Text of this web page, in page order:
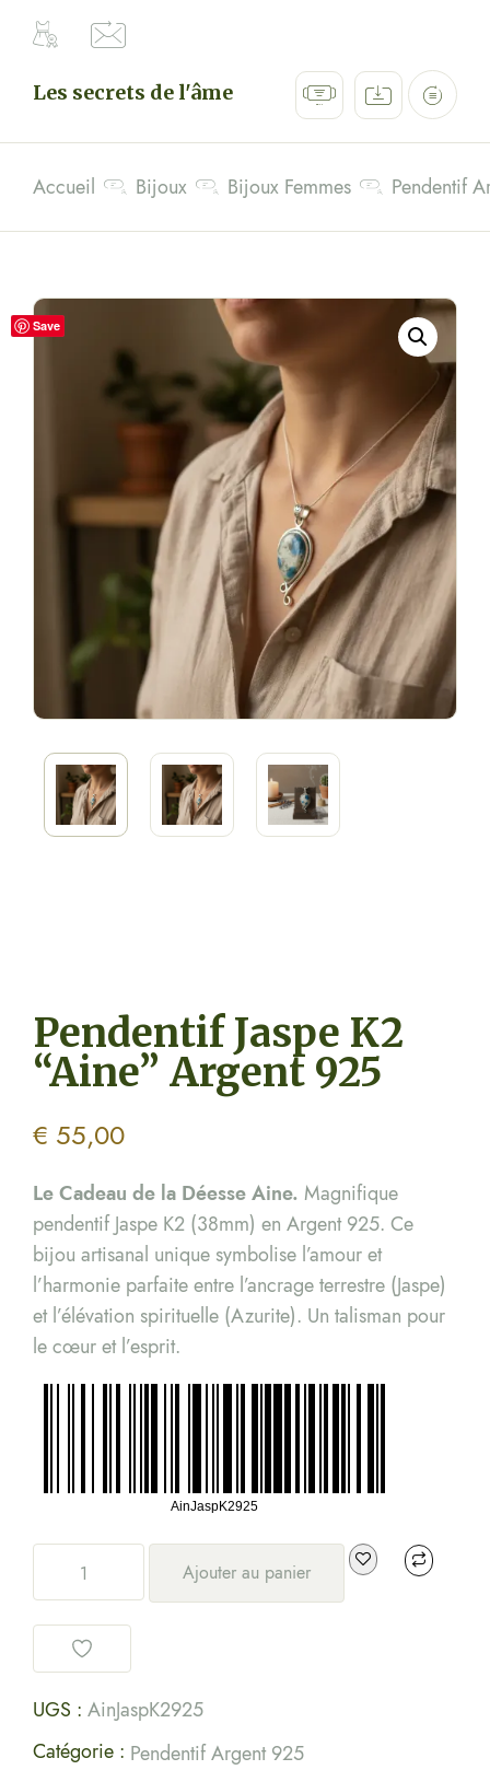
Les secrets de l'âme
Accueil Bijoux Bijoux Femmes Pendentif
Save
Pendentif Jaspe K2
“Aine” Argent 925
€ 55,00
Le Cadeau de la Déesse Aine. Magnifique
pendentif Jaspe K2 (38mm) en Argent 925. Ce
bijou artisanal unique symbolise l’amour et
l’harmonie parfaite entre l’ancrage terrestre (Jaspe)
et l’élévation spirituelle (Azurite). Un talisman pour
le cœur et l’esprit.
Ajouter au panier
UGS : AinJaspK2925
Catégorie : Pendentif Argent 925